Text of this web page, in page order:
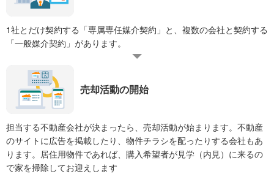
1社とだけ契約する「専属専任媒介契約」と、複数の会社と契約する
「一般媒介契約」があります。
売却活動の開始
担当する不動産会社が決まったら、売却活動が始まります。不動産
のサイトに広告を掲載したり、物件チラシを配ったりする会社もあ
ります。居住用物件であれば、購入希望者が見学（内見）に来るの
で家を掃除してお迎えします